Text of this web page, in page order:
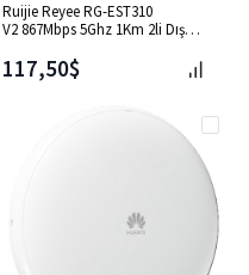
Ruijie Reyee RG-EST310
V2 867Mbps 5Ghz 1Km 2li Dış
117,50$